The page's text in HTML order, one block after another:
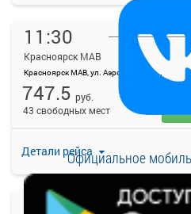
11:30
Красноярск МАВ
Красноярск МАВ, ул. Аэровокзальная, д. 22
Детали рейса
747.5 руб.
43 свободных мест
14:00
Официальное